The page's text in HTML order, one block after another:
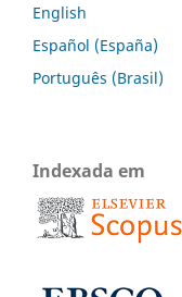
English
Español (España)
Português (Brasil)
Indexada em